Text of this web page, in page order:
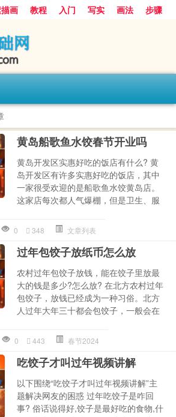
画 教程 入门 写实 画法
步骤
黄岛船歌鱼水饺春节开业吗
黄岛开发区实惠好吃的饭店有什么? 黄
岛开发区有许多实惠好吃的饭店，其中
一家很受欢迎的是船歌鱼水饺黄岛店。
这家店每次都人气爆棚，但是卫生、服
0 348 文章列表
过年包饺子放纸币怎么放
农村过年包饺子放钱，能在饺子里放最
大的钱是多少?怎么放? 在北方农村过年
包饺子，放钱已经成为一种习俗。北方
人过年大年三十都会包饺子，一般会在
0 443 春节2024
吃饺子才叫过年视频讲解
以下围绕“吃饺子才叫过年视频讲解”主
题解决网友的困惑 过年吃饺子是咋回
事? 俗话说得好,饺子是最好吃的食物,什